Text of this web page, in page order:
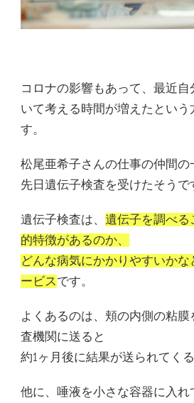
コロナの影響もあって、最近
いて考える時間が増えたという
す。
松尾亜希子さんの仕事の仲間の
先日遺伝子検査を受けたそうで
遺伝子検査は、 遺伝子を調べる
的特徴があるのか、
どんな病気にかかりやすいか
ービス です。
よくあるのは、頬の内側の粘
査機関に送ると
約1ヶ月後に結果が送られてく
他に、唾液を小さな容器に入れ